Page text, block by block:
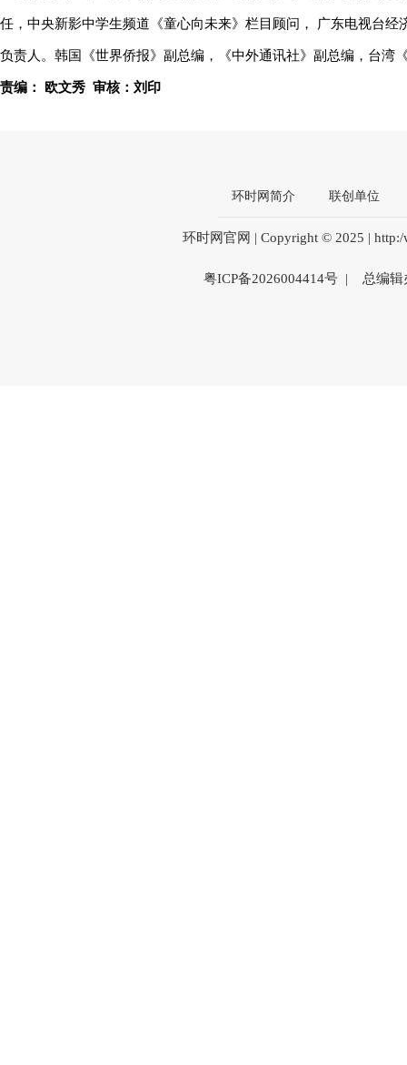
任，中央新影中学生频道《童心向未来》栏目顾问， 广东电视台
负责人。韩国《世界侨报》副总编，《中外通讯社》副总编，台湾
责编： 欧文秀 审核：刘印
环时网简介 联创单位
环时网官网 | Copyright © 2025 |
粤ICP备2026004414号 | 总编辑